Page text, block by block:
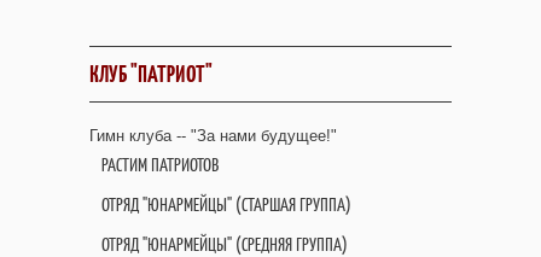
КЛУБ "ПАТРИОТ"
Гимн клуба -- "За нами будущее!"
РАСТИМ ПАТРИОТОВ
ОТРЯД "ЮНАРМЕЙЦЫ" (СТАРШАЯ ГРУППА)
ОТРЯД "ЮНАРМЕЙЦЫ" (СРЕДНЯЯ ГРУППА)